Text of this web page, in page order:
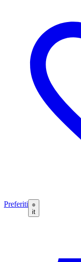
Preferiti
it